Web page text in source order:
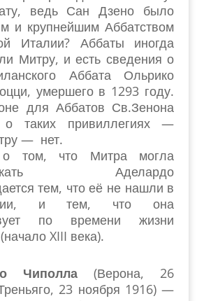
ведь Сан Дзено было
и крупнейшим Аббатством
Италии? Аббаты иногда
Митру, и есть сведения о
Аббата Ольрико
умершего в 1293 году.
для Аббатов Св.Зенона
о таких привиллегиях —
— нет.
о том, что Митра могла
Аделардо
тем, что её не нашли в
и тем, что она
по времени жизни
XIII века).
Чиполла (Верона, 26
23 ноября 1916) —